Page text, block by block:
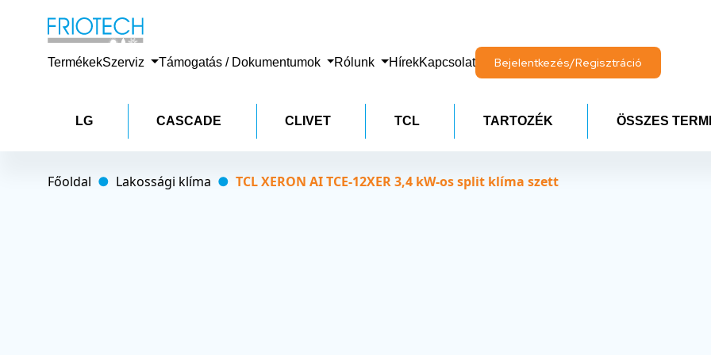
TermékekSzerviz Támogatás / Dokumentumok Rólunk HírekKapcsolat Bejelentkezés/Regisztráció
LG CASCADE CLIVET TCL TARTOZÉK ÖSSZES
Főoldal Lakossági klíma TCL XERON AI TCE-12XER 3,4 kW-os split klíma szett